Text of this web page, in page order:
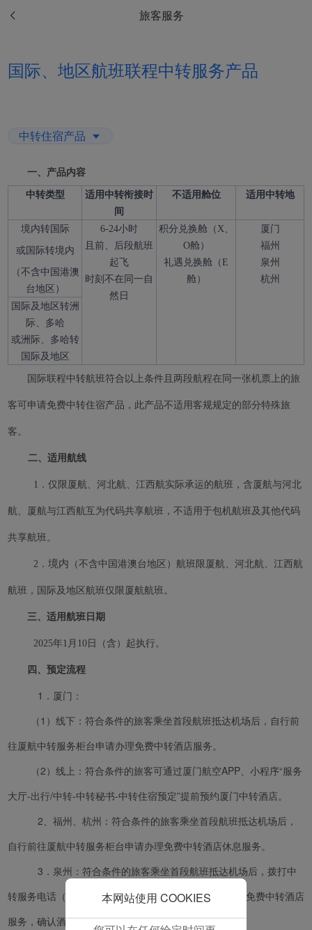
旅客服务
国际、地区航班联程中转服务产品
中转住宿产品
一、产品内容
中转类型
适用中转衔接时
间
不适用舱位 适用中转地
境内转国际
或国际转境内
（不含中国港澳
台地区）
6-24小时
且前、后段航班
起飞
时刻不在同一自
然日
积分兑换舱（X、
O舱）
礼遇兑换舱（E
舱）
厦门
福州
泉州
杭州
国际及地区转洲
际、多哈
或洲际、多哈转
国际及地区
国际联程中转航班符合以上条件且两段航程在同一张机票上的旅
客可申请免费中转住宿产品，此产品不适用客规规定的部分特殊旅
客。
二、适用航线
1．仅限厦航、河北航、江西航实际承运的航班，含厦航与河北
航、厦航与江西航互为代码共享航班，不适用于包机航班及其他代码
共享航班。
2． 境内 （不含中国港澳台地区）航班限厦航、河北航、江西航
航班，国际及地区航班仅限厦航航班。
三、适用航班日期
2025年1月10日（含）起执行。
四、预定流程
1．厦门：
（1）线下：符合条件的旅客乘坐首段航班抵达机场后，自行前
往厦航中转服务柜台申请办理免费中转酒店服务。
（2）线上：符合条件的旅客可通过厦门航空APP、小程序“服务
大厅-出行/中转-中转秘书-中转住宿预定”提前预约厦门中转酒店。
2、 福州、杭州：符合条件的旅客乘坐首段航班抵达机场后，
自行前往厦航中转服务柜台申请办理免费中转酒店休息服务。
3．泉州：符合条件的旅客乘坐首段航班抵达机场后，拨打中
转服务电话（0595-85316088、0595-85318888）申请免费中转酒店
服务，确认酒店后，旅客自行前往酒店办理入住。
本网站使用 COOKIES
Xiamenair.com使用功能
型和分析型Cookie 来确
并为您提供最佳的用户体
使用营销Cookie (i) 分析
我们的营销绩效 (ii) 个性
息。 通过放置这些
Cookie，厦门航空和第三
为以使我们的内容和广告
与您的兴趣更加契合。
放置所有的营销Cookie。
点击“拒绝”，我们将不会